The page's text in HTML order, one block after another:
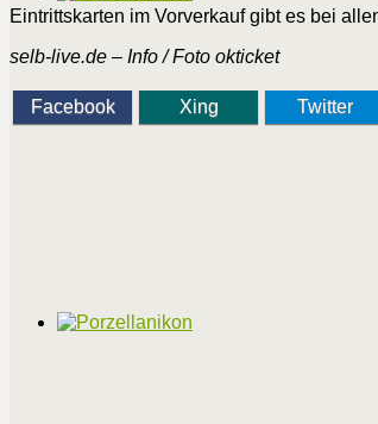
Eintrittskarten im Vorverkauf gibt es bei
selb-live.de – Info / Foto okticket
Facebook Xing Twitter